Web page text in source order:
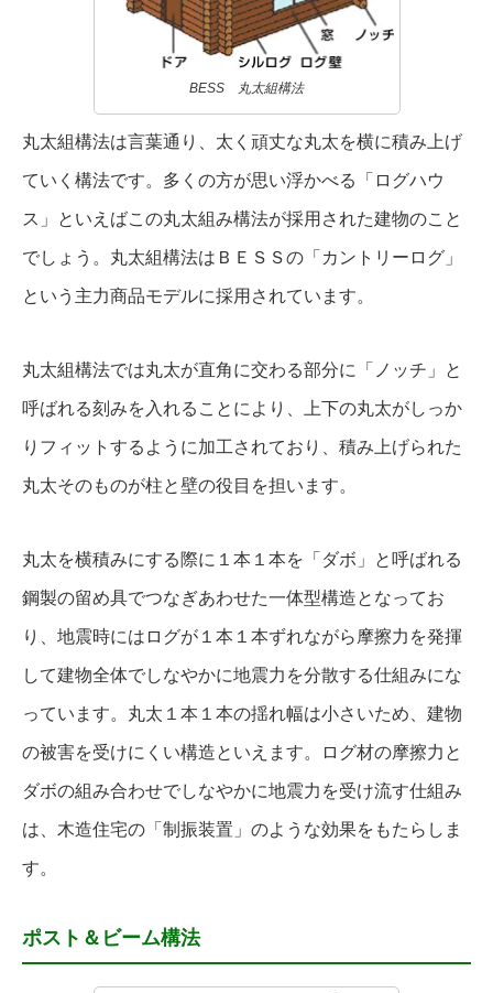
BESS 丸太組構法
丸太組構法は言葉通り、太く頑丈な丸太を横に積み上げ
ていく構法です。多くの方が思い浮かべる「ログハウ
ス」といえばこの丸太組み構法が採用された建物のこと
でしょう。丸太組構法はＢＥＳＳの「カントリーログ」
という主力商品モデルに採用されています。
丸太組構法では丸太が直角に交わる部分に「ノッチ」と
呼ばれる刻みを入れることにより、上下の丸太がしっか
りフィットするように加工されており、積み上げられた
丸太そのものが柱と壁の役目を担います。
丸太を横積みにする際に１本１本を「ダボ」と呼ばれる
鋼製の留め具でつなぎあわせた一体型構造となってお
り、地震時にはログが１本１本ずれながら摩擦力を発揮
して建物全体でしなやかに地震力を分散する仕組みにな
っています。丸太１本１本の揺れ幅は小さいため、建物
の被害を受けにくい構造といえます。ログ材の摩擦力と
ダボの組み合わせでしなやかに地震力を受け流す仕組み
は、木造住宅の「制振装置」のような効果をもたらしま
す。
ポスト＆ビーム構法